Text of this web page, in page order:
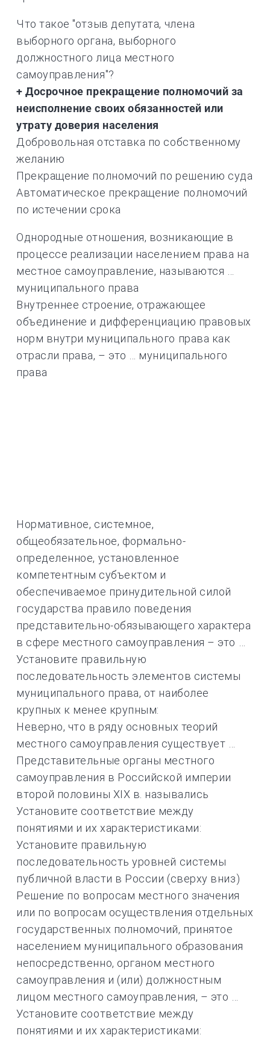
Что такое "отзыв депутата, члена
выборного органа, выборного
должностного лица местного
самоуправления"?
+ Досрочное прекращение полномочий за
неисполнение своих обязанностей или
утрату доверия населения
Добровольная отставка по собственному
желанию
Прекращение полномочий по решению суда
Автоматическое прекращение полномочий
по истечении срока
Однородные отношения, возникающие в
процессе реализации населением права на
местное самоуправление, называются …
муниципального права
Внутреннее строение, отражающее
объединение и дифференциацию правовых
норм внутри муниципального права как
отрасли права, – это … муниципального
права
Нормативное, системное,
общеобязательное, формально-
определенное, установленное
компетентным субъектом и
обеспечиваемое принудительной силой
государства правило поведения
представительно-обязывающего характера
в сфере местного самоуправления – это …
Установите правильную
последовательность элементов системы
муниципального права, от наиболее
крупных к менее крупным:
Неверно, что в ряду основных теорий
местного самоуправления существует …
Представительные органы местного
самоуправления в Российской империи
второй половины XIX в. назывались
Установите соответствие между
понятиями и их характеристиками:
Установите правильную
последовательность уровней системы
публичной власти в России (сверху вниз)
Решение по вопросам местного значения
или по вопросам осуществления отдельных
государственных полномочий, принятое
населением муниципального образования
непосредственно, органом местного
самоуправления и (или) должностным
лицом местного самоуправления, – это …
Установите соответствие между
понятиями и их характеристиками: